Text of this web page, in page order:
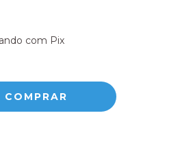
com Pix